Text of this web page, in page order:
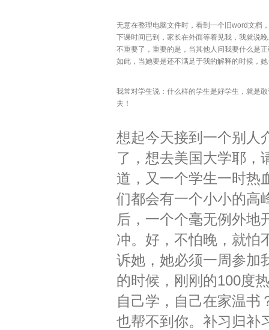
无意在整理电脑文件时，看到一个旧word文档
下课时间已到，家长在外面等着见我，我就说
不重要了，重要的是，当其他人问我要什么是
如此，当她要是还不满足于我的解释的时候，
我常对学生说：什么样的学生是好学生，就是
夫！
想起今天接到一个别人
了，想去美国大学耶，
道，又一个学生一时热
们都会有一个小小的高
后，一个个毫无例外地
冲。好，不怕晚，就怕
诉她，她必须一周参加
的时候，刚刚的100度
自己学，自己在家温书
也帮不到你。补习归补